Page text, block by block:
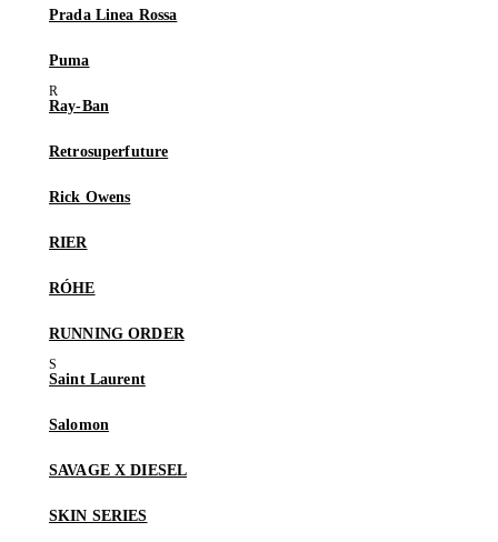
Prada Linea Rossa
Puma
Ray-Ban
Retrosuperfuture
Rick Owens
RIER
RÓHE
RUNNING ORDER
Saint Laurent
Salomon
SAVAGE X DIESEL
SKIN SERIES